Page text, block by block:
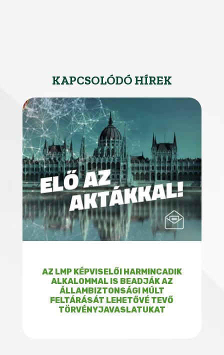
KAPCSOLÓDÓ HÍREK
AZ LMP KÉPVISELŐI HARMINCADIK
ALKALOMMAL IS BEADJÁK AZ
ÁLLAMBIZTONSÁGI MÚLT
FELTÁRÁSÁT LEHETŐVÉ TEVŐ
TÖRVÉNYJAVASLATUKAT